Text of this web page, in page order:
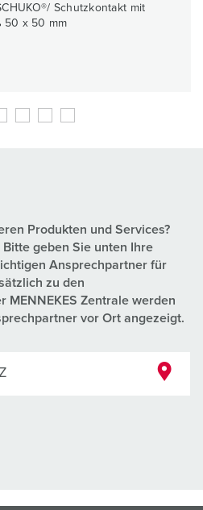
Schutzkontakt mit
50 x 50 mm
Produkten und Services?
geben Sie unten Ihre
Ansprechpartner für
zu den
MENNEKES Zentrale werden
vor Ort angezeigt.